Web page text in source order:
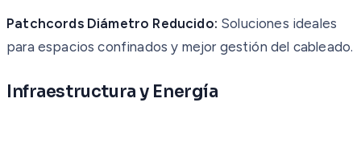
Patchcords Diámetro Reducido: Soluciones ideales
para espacios confinados y mejor gestión del cableado.
Infraestructura y Energía